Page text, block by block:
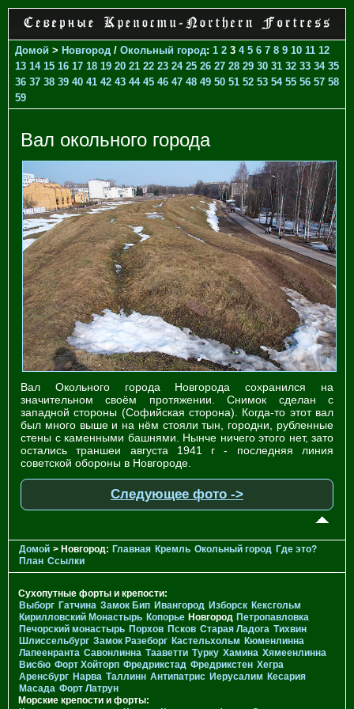
Домой > Новгород / Окольный город: 1 2 3 4 5 6 7 8 9 10 11 12
13 14 15 16 17 18 19 20 21 22 23 24 25 26 27 28 29 30 31 32 33 34 35
36 37 38 39 40 41 42 43 44 45 46 47 48 49 50 51 52 53 54 55 56 57 58
59
Вал окольного города
Вал Окольного города Новгорода сохранился на
значительном своём протяжении. Снимок сделан с
западной стороны (Софийская сторона). Когда-то этот вал
был много выше и на нём стояли тын, городни, рубленные
стены с каменными башнями. Нынче ничего этого нет, зато
остались траншеи августа 1941 г - последняя линия
советской обороны в Новгороде.
Следующее фото ->
Домой > Новгород: Главная Кремль Окольный город Где это?
План Ссылки
Сухопутные форты и крепости:
Выборг Гатчина Замок Бип Ивангород Изборск Кексгольм
Кирилловский Монастырь Копорье Новгород Петропавловка
Печорcкий монастырь Порхов Псков Старая Ладога Тихвин
Шлиссельбург Замок Разеборг Кастельхольм Кюменлинна
Лапеенранта Савонлинна Тааветти Турку Хамина Хямеенлинна
Висбю Форт Хойторп Фредрикстад Фредрикстен Хегра
Аренсбург Нарва Таллинн Антипатрис Иерусалим Кесария
Масада Форт Латрун
Морские крепости и форты: